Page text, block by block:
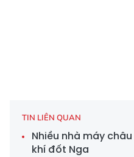
TIN LIÊN QUAN
Nhiều nhà máy
khí đốt Nga